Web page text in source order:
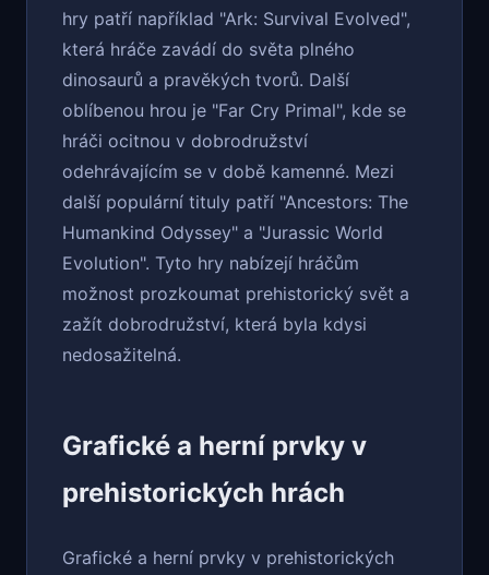
hry patří například "Ark: Survival Evolved",
která hráče zavádí do světa plného
dinosaurů a pravěkých tvorů. Další
oblíbenou hrou je "Far Cry Primal", kde se
hráči ocitnou v dobrodružství
odehrávajícím se v době kamenné. Mezi
další populární tituly patří "Ancestors: The
Humankind Odyssey" a "Jurassic World
Evolution". Tyto hry nabízejí hráčům
možnost prozkoumat prehistorický svět a
zažít dobrodružství, která byla kdysi
nedosažitelná.
Grafické a herní prvky v
prehistorických hrách
Grafické a herní prvky v prehistorických